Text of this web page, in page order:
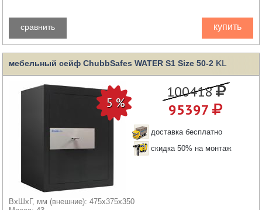
купить
сравнить
мебельный сейф ChubbSafes WATER S1 Size 50-2 KL
100418
95397
доставка бесплатно
скидка 50% на монтаж
ВхШхГ, мм (внешние): 475x375x350